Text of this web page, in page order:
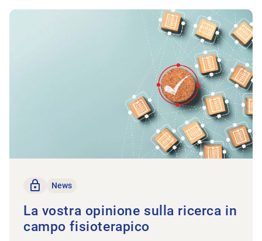
solo per i membri
News
La vostra opinione sulla ricerca in
campo fisioterapico
All'articolo La vostra opinione sulla ricerca in campo